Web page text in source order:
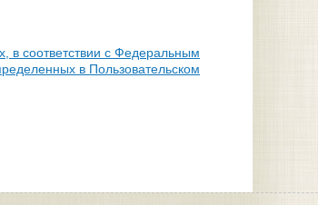
в соответствии с Федеральным
в Пользовательском